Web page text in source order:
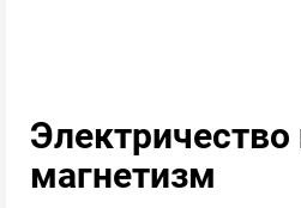
Электричество
магнетизм